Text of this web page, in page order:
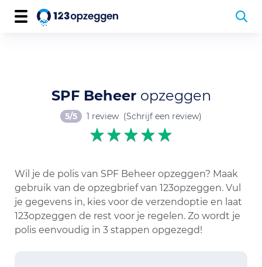
SPF Beheer opzeggen
5/5 1 review (Schrijf een review)
Wil je de polis van SPF Beheer opzeggen? Maak
gebruik van de opzegbrief van 123opzeggen. Vul
je gegevens in, kies voor de verzendoptie en laat
123opzeggen de rest voor je regelen. Zo wordt je
polis eenvoudig in 3 stappen opgezegd!